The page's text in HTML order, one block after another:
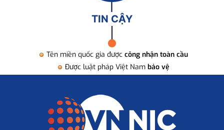
TIN CẬY
Tên miền quốc gia được công nhận toàn cầu
Được luật pháp Việt Nam bảo vệ